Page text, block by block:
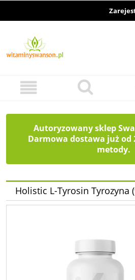
Autoryzowany sklep
Darmowa dostawa już od
metody.
Holistic L-Tyrosin Tyrozyna